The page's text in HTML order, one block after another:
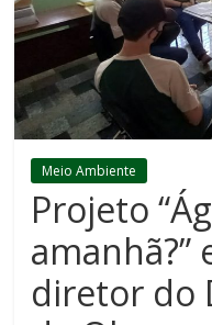
Meio Ambiente
Projeto
amanhã?”
diretor do